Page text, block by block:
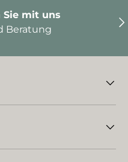
Sie mit uns
Beratung